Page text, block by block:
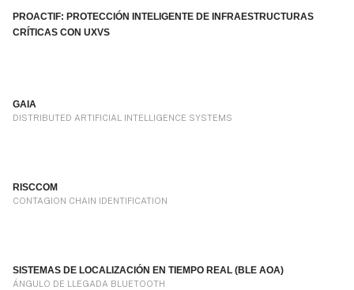
PROACTIF: PROTECCIÓN INTELIGENTE DE INFRAESTRUCTURAS
CRÍTICAS CON UXVS
GAIA
DISTRIBUTED ARTIFICIAL INTELLIGENCE SYSTEMS
RISCCOM
CONTAGION CHAIN IDENTIFICATION
SISTEMAS DE LOCALIZACIÓN EN TIEMPO REAL (BLE AOA)
ÁNGULO DE LLEGADA BLUETOOTH